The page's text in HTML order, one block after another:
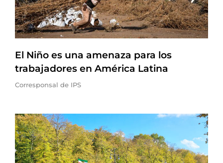
El Niño es una amenaza para los
trabajadores en América Latina
Corresponsal de IPS